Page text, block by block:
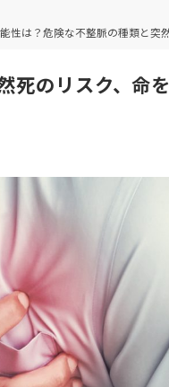
性は？危険な不整脈の種類と突
死のリスク、命を